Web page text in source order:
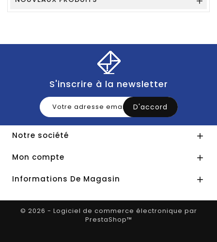
S'inscrire à la newsletter
Notre société 
Mon compte 
Informations De Magasin 
© 2026 - Logiciel de commerce électronique par
PrestaShop™